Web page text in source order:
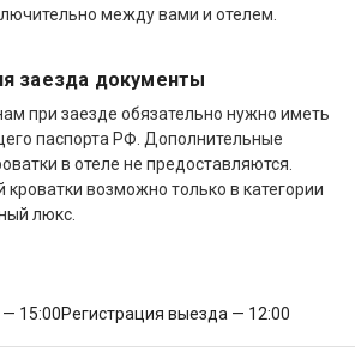
между вами и отелем.
заезда документы
при заезде обязательно нужно иметь
паспорта РФ. Дополнительные
в отеле не предоставляются.
возможно только в категории
люкс.
— 15:00Регистрация выезда — 12:00